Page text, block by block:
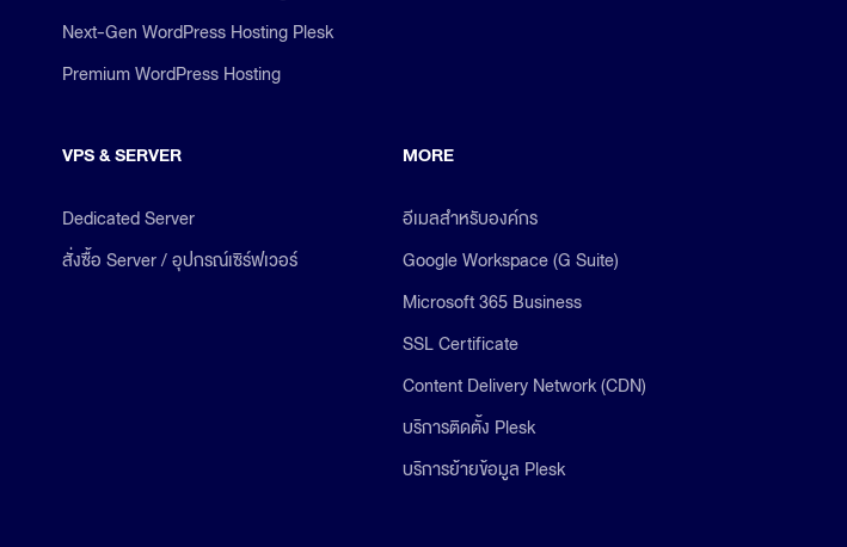
Next-Gen WordPress Hosting Plesk
Premium WordPress Hosting
VPS & SERVER
Dedicated Server
สั่งซื้อ Server / อุปกรณ์เซิร์ฟเวอร์
MORE
อีเมลสำหรับองค์กร
Google Workspace (G Suite)
Microsoft 365 Business
SSL Certificate
Content Delivery Network (CDN)
บริการติดตั้ง Plesk
บริการย้ายข้อมูล Plesk